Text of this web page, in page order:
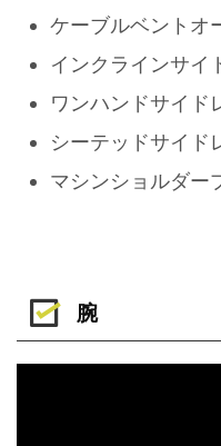
ケーブルベントオ
インクラインサイ
ワンハンドサイド
シーテッドサイド
マシンショルダー
腕